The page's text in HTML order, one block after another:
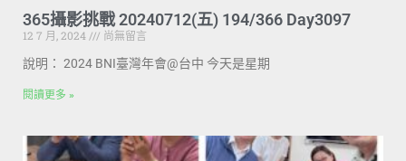
365攝影挑戰 20240712(五) 194/366 Day3097
12 7 月, 2024
尚無留言
說明： 2024 BNI臺灣年會@台中 今天是星期
閱讀更多 »